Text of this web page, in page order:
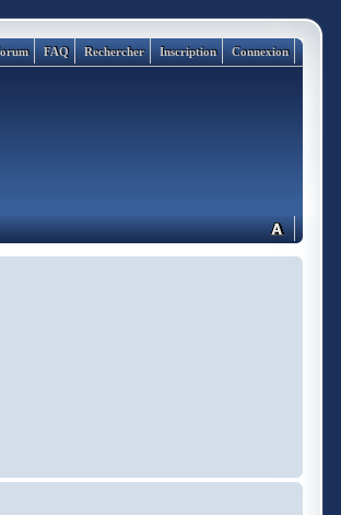
Connexion
Inscription
Rechercher
FAQ